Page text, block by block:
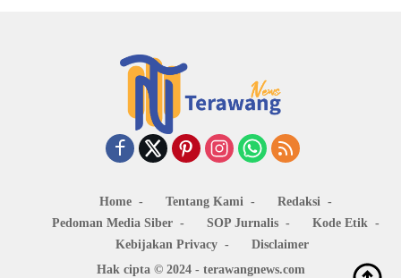
Home Tentang Kami
Redaksi
Pedoman Media Siber
SOP Jurnalis
Kode Etik
Kebijakan Privacy
Disclaimer
Hak cipta © 2024 - terawangnews.com